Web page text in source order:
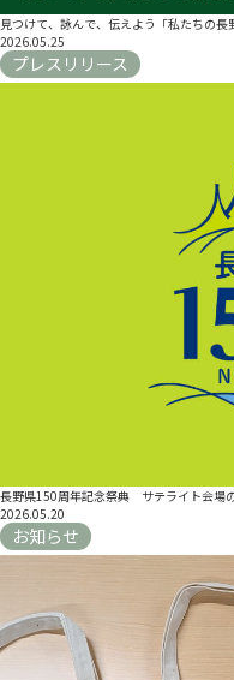
見つけて、詠んで、伝えよう「私たちの
2026.05.25
プレスリリース
長野県150周年記念祭典 サテライト会場
2026.05.20
お知らせ